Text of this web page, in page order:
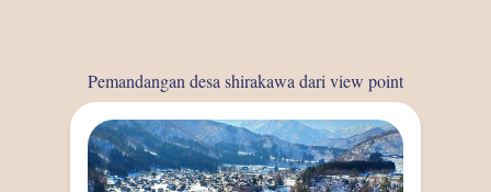
Pemandangan desa shirakawa dari view point